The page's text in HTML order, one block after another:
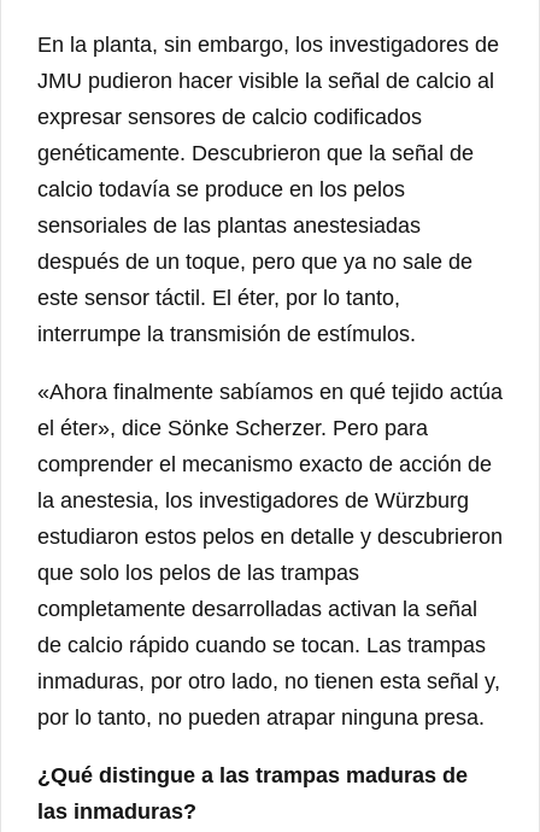
En la planta, sin embargo, los investigadores de
JMU pudieron hacer visible la señal de calcio al
expresar sensores de calcio codificados
genéticamente. Descubrieron que la señal de
calcio todavía se produce en los pelos
sensoriales de las plantas anestesiadas
después de un toque, pero que ya no sale de
este sensor táctil. El éter, por lo tanto,
interrumpe la transmisión de estímulos.
«Ahora finalmente sabíamos en qué tejido actúa
el éter», dice Sönke Scherzer. Pero para
comprender el mecanismo exacto de acción de
la anestesia, los investigadores de Würzburg
estudiaron estos pelos en detalle y descubrieron
que solo los pelos de las trampas
completamente desarrolladas activan la señal
de calcio rápido cuando se tocan. Las trampas
inmaduras, por otro lado, no tienen esta señal y,
por lo tanto, no pueden atrapar ninguna presa.
¿Qué distingue a las trampas maduras de
las inmaduras?